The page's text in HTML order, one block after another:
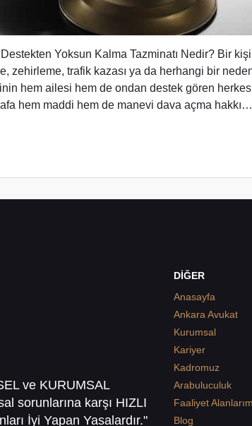
Yoksun Kalma Tazminatı Nedir? Bir
zehirleme, trafik kazası ya da herhangi bir
hem ailesi hem de ondan destek gören herkes
hem maddi hem de manevi dava açma hakkı…
ve KURUMSAL
sorunlarına karşı HIZLI
İyi Yapan Yasalardır."
DİĞER
Anasayfa
Ankara Avukat
Kurumsal
Kariyer
Kadromuz
Arabuluculuk
Faaliyet
Blog